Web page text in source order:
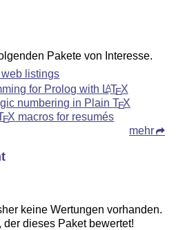
Pakete von Interesse.
listings
for Prolog with LATEX
numbering in PlainTEX
EX macros for resumés
mehr
keine Wertungen vorhanden.
dieses Paket bewertet!